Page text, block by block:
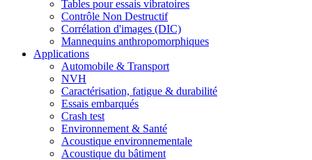
Tables pour essais vibratoires
Contrôle Non Destructif
Corrélation d'images (DIC)
Mannequins anthropomorphiques
Applications
Automobile & Transport
NVH
Caractérisation, fatigue & durabilité
Essais embarqués
Crash test
Environnement & Santé
Acoustique environnementale
Acoustique du bâtiment